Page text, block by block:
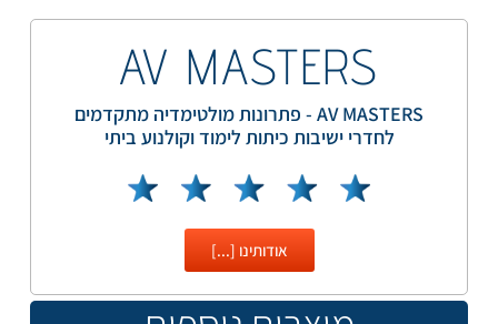
AV MASTERS
AV MASTERS - פתרונות מולטימדיה מתקדמים
לחדרי ישיבות כיתות לימוד וקולנוע ביתי
אודותינו [...]